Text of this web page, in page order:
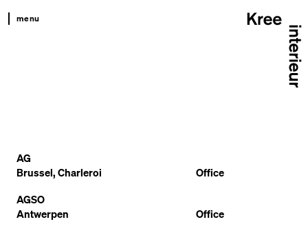
menu
AG
Brussel, Charleroi
Office
AGSO
Antwerpen
Office